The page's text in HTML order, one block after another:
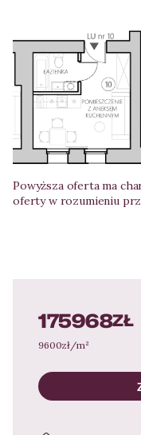
Powyższa oferta ma
oferty w rozumieniu
175968ZŁ
9600zł/m²